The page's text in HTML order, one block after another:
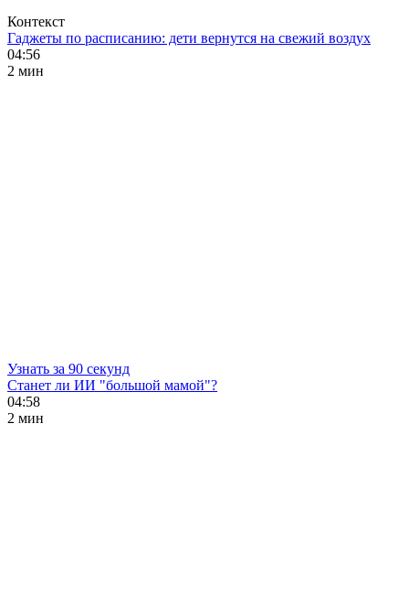
Контекст
Гаджеты по расписанию: дети вернутся на свежий воздух
04:56
2 мин
Узнать за 90 секунд
Станет ли ИИ "большой мамой"?
04:58
2 мин